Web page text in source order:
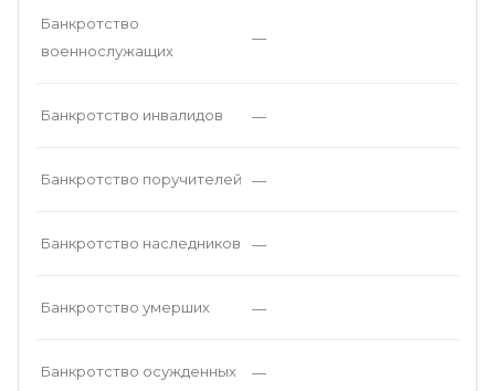
Банкротство
военнослужащих
—
Банкротство инвалидов —
Банкротство поручителей —
Банкротство наследников —
Банкротство умерших —
Банкротство осужденных —